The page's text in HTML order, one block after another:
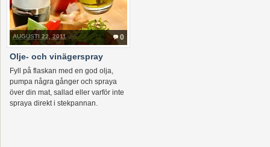
0
AUGUSTI 22, 2011
Olje- och vinägerspray
Fyll på flaskan med en god olja,
pumpa några gånger och spraya
över din mat, sallad eller varför inte
spraya direkt i stekpannan.